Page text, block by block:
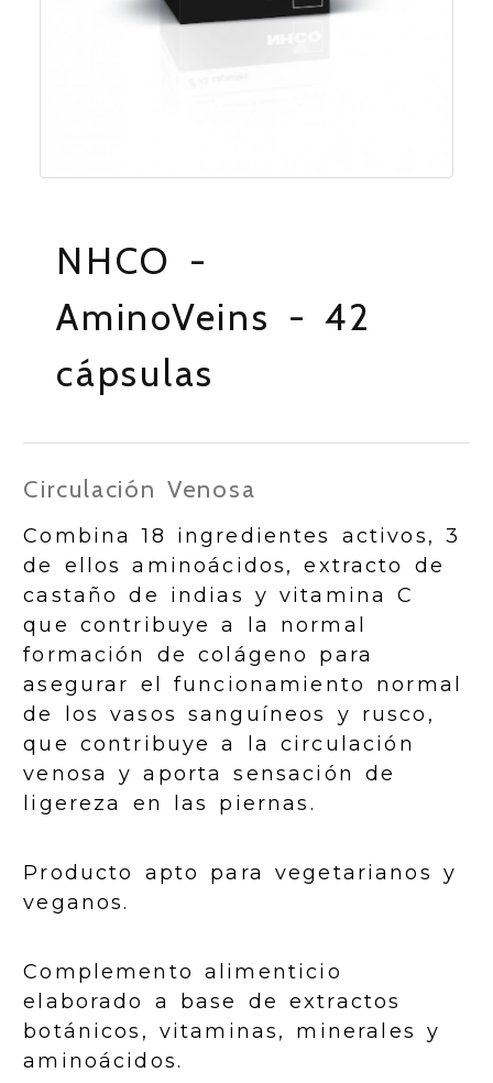
NHCO -
AminoVeins - 42
cápsulas
Circulación Venosa
Combina 18 ingredientes activos, 3
de ellos aminoácidos, extracto de
castaño de indias y vitamina C
que contribuye a la normal
formación de colágeno para
asegurar el funcionamiento normal
de los vasos sanguíneos y rusco,
que contribuye a la circulación
venosa y aporta sensación de
ligereza en las piernas.
Producto apto para vegetarianos y
veganos.
Complemento alimenticio
elaborado a base de extractos
botánicos, vitaminas, minerales y
aminoácidos.